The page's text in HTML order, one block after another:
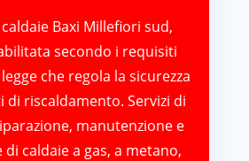
Baxi Millefiori sud,
secondo i requisiti
che regola la sicurezza
di riscaldamento. Servizi di
manutenzione e
di caldaie a gas, a metano,